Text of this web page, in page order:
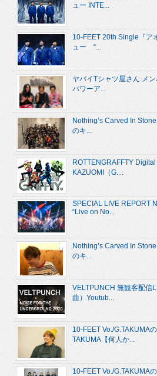
ュー INTE...
10-FEET 20th Single『ア
ュー “...
ヤバイTシャツ屋さん メ
パワーア...
Nothing’s Carved In
のキ...
ROTTENGRAFFTY
KAZUOMI（G....
SPECIAL LIVE REPORT
“Live on No...
Nothing’s Carved In
のキ...
VELTPUNCH 無観客配信
曲）Youtub...
10-FEET Vo./G.TAKUMA
TAKUMA【何人か...
10-FEET Vo./G.TAKUMA